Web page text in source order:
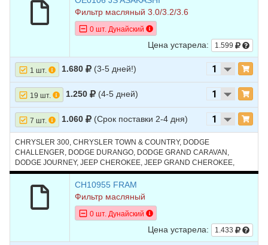
Фильтр масляный 3.0/3.2/3.6
0 шт. Дунайский
Цена устарела: 1.599
1 шт. 1.680 (3-5 дней!)
19 шт. 1.250 (4-5 дней)
7 шт. 1.060 (Срок поставки 2-4 дня)
CHRYSLER 300, CHRYSLER TOWN & COUNTRY, DODGE
CHALLENGER, DODGE DURANGO, DODGE GRAND CARAVAN,
DODGE JOURNEY, JEEP CHEROKEE, JEEP GRAND CHEROKEE,
JEEP WRANGLER, MAZDA3, RAM 1500, SATURN SL
CH10955 FRAM
Фильтр масляный
0 шт. Дунайский
Цена устарела: 1.433